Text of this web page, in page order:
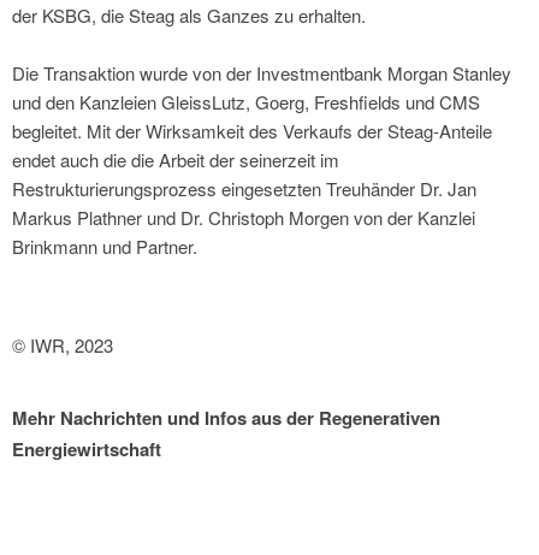
der KSBG, die Steag als Ganzes zu erhalten.
Die Transaktion wurde von der Investmentbank Morgan Stanley
und den Kanzleien GleissLutz, Goerg, Freshfields und CMS
begleitet. Mit der Wirksamkeit des Verkaufs der Steag-Anteile
endet auch die die Arbeit der seinerzeit im
Restrukturierungsprozess eingesetzten Treuhänder Dr. Jan
Markus Plathner und Dr. Christoph Morgen von der Kanzlei
Brinkmann und Partner.
© IWR, 2023
Mehr Nachrichten und Infos aus der Regenerativen
Energiewirtschaft